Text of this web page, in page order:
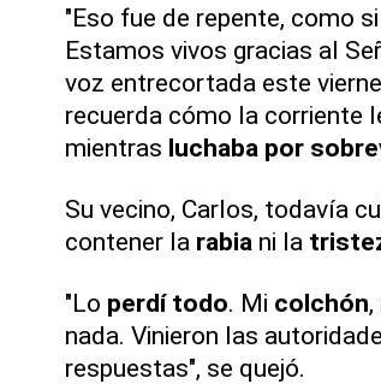
"Eso fue de repente, como
Estamos vivos gracias al
voz entrecortada este
recuerda cómo la corriente
mientras luchaba por
Su vecino, Carlos, todavía
contener la rabia ni la
"Lo perdí todo. Mi colchón
nada. Vinieron las
respuestas", se quejó.